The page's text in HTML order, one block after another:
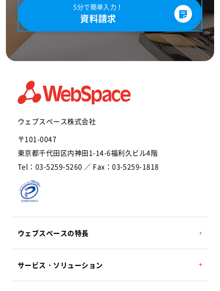
5分で簡単入力！
資料請求
ウェブスペース株式会社
〒101-0047
東京都千代田区内神田1-14-6福利久ビル4階
Tel：03-5259-5260 ／ Fax：03-5259-1818
ウェブスペースの特長
サービス・ソリューション